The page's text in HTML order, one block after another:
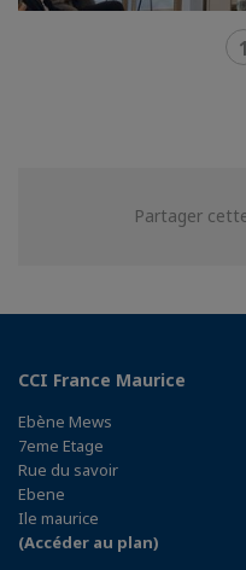
1
Partager
CCI France Maurice
Ebène Mews
7eme Etage
Rue du savoir
Ebene
Ile maurice
(Accéder au plan)